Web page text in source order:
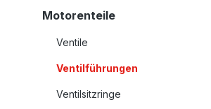
Motorenteile
Ventile
Ventilführungen
Ventilsitzringe